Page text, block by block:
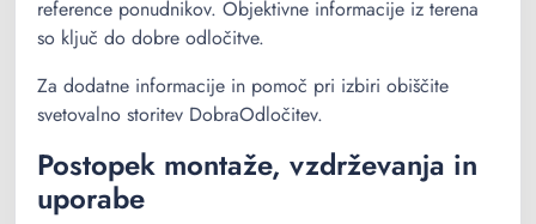
reference ponudnikov. Objektivne informacije iz terena
so ključ do dobre odločitve.
Za dodatne informacije in pomoč pri izbiri obiščite
svetovalno storitev DobraOdločitev.
Postopek montaže, vzdrževanja in
uporabe